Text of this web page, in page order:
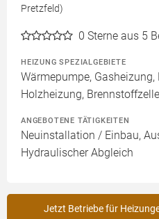
Pretzfeld)
0 Sterne aus 5
HEIZUNG SPEZIALGEBIETE
Wärmepumpe, Gasheizung,
Holzheizung, Brennstoffzelle
ANGEBOTENE TÄTIGKEITEN
Neuinstallation / Einbau,
Hydraulischer Abgleich
Jetzt Betriebe für